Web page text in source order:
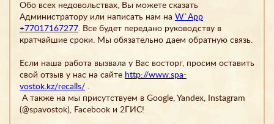
Обо всех недовольствах, Вы можете сказать
Администратору или написать нам на W`App
+77017167277 . Все будет передано руководству в
кратчайшие сроки. Мы обязательно даем обратную связь.
Если наша работа вызвала у Вас восторг, просим оставить
свой отзыв у нас на сайте http://www.spa-
vostok.kz/recalls/
А также на мы присутствуем в Google, Yandex, Instagram
(@spavostok), Facebook и 2ГИС!